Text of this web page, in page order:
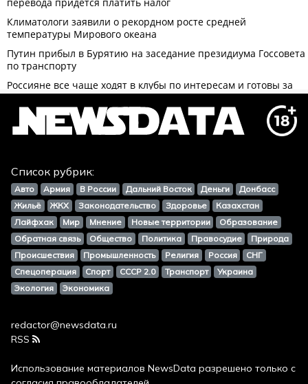
Список рубрик:
Авто Армия В России Дальний Восток Деньги
Донбасс
Жильё
ЖКХ Законодательство Здоровье
Казахстан
Лайфхак
Мир Мнение Новые территории
Образование
Обратная связь
Общество Политика Правосудие
Природа
Происшествия
Промышленность Религия Россия
СНГ
Спецоперация
Спорт СССР 2.0 Транспорт
Украина
Экология
Экономика
redactor@newsdata.ru
RSS
Использование материалов NewsData разрешено только с